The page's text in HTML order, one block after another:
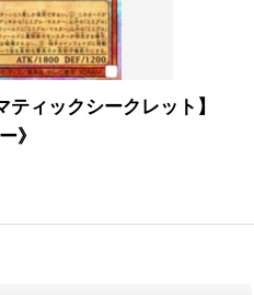
ィックシークレット】
》